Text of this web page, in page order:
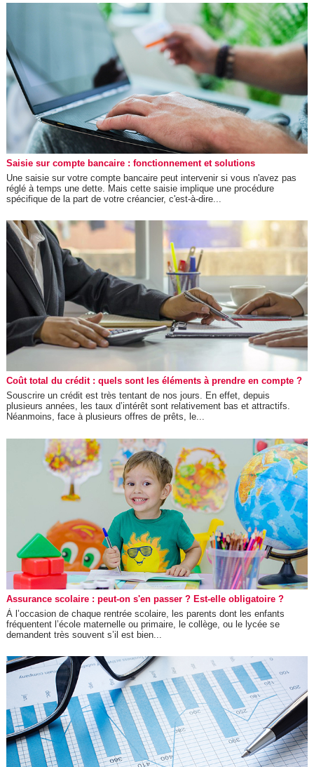
Saisie sur compte bancaire : fonctionnement et solutions
Une saisie sur votre compte bancaire peut intervenir si vous n'avez pas
réglé à temps une dette. Mais cette saisie implique une procédure
spécifique de la part de votre créancier, c'est-à-dire...
Coût total du crédit : quels sont les éléments à prendre en compte ?
Souscrire un crédit est très tentant de nos jours. En effet, depuis
plusieurs années, les taux d’intérêt sont relativement bas et attractifs.
Néanmoins, face à plusieurs offres de prêts, le...
Assurance scolaire : peut-on s'en passer ? Est-elle obligatoire ?
À l’occasion de chaque rentrée scolaire, les parents dont les enfants
fréquentent l’école maternelle ou primaire, le collège, ou le lycée se
demandent très souvent s’il est bien...